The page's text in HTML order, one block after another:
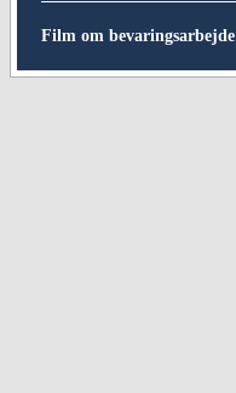
Film om bevaringsarbejde